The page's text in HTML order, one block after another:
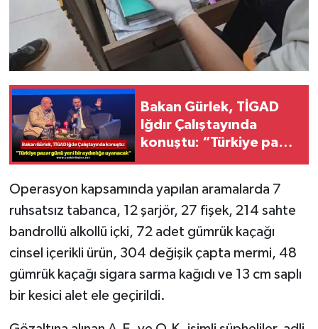
Bakan Gürlek, TİGAD
Iğdır Çalıştayında
konuştu: “Türkiye pazar
Operasyon kapsamında yapılan aramalarda 7
ruhsatsız tabanca, 12 şarjör, 27 fişek, 214 sahte
bandrollü alkollü içki, 72 adet gümrük kaçağı
cinsel içerikli ürün, 304 değişik çapta mermi, 48
gümrük kaçağı sigara sarma kağıdı ve 13 cm saplı
bir kesici alet ele geçirildi.